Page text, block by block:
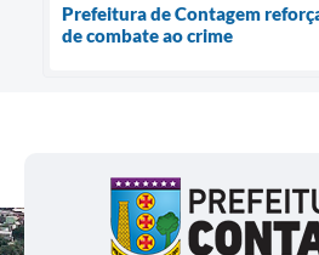
Prefeitura de Contagem
de combate ao crime